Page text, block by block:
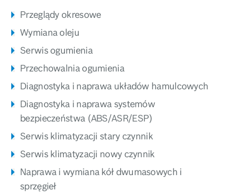
Przeglądy okresowe
Wymiana oleju
Serwis ogumienia
Przechowalnia ogumienia
Diagnostyka i naprawa układów hamulcowych
Diagnostyka i naprawa systemów
bezpieczeństwa (ABS/ASR/ESP)
Serwis klimatyzacji stary czynnik
Serwis klimatyzacji nowy czynnik
Naprawa i wymiana kół dwumasowych i
sprzęgieł